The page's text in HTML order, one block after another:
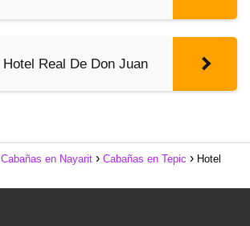
Hotel Real De Don Juan
Cabañas en Nayarit Cabañas en Tepic
Hotel